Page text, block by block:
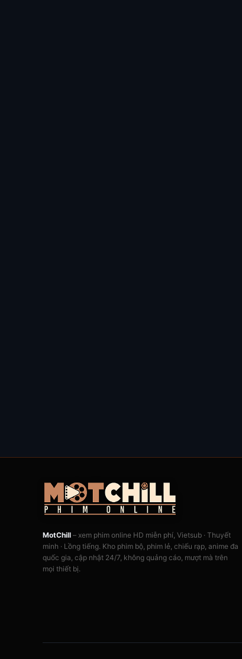
MotChill – xem phim online HD miễn phí, Vietsub · Thuyết
minh · Lồng tiếng. Kho phim bộ, phim lẻ, chiếu rạp, anime đa
quốc gia, cập nhật 24/7, không quảng cáo, mượt mà trên
mọi thiết bị.